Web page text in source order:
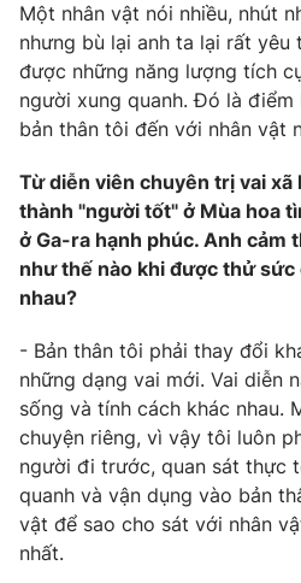
VTV9
Liên hệ tòa soạn
THỜI BÁO VTV
Theo dõi báo trên
Cơ quan chủ quản:
Đài Truyền
Cơ quan báo chí:Thời báo VTV
Giấy phép hoạt động báo in và báo
cấp ngày 29/12/2023
Tổng Biên tập:Vũ Thanh Thủy
Phó Tổng Biên tập:Nguyễn Thị Mỹ
Nguyễn Trọng Ninh
Một nhân vật nói nhiều, nhút
nhưng bù lại anh ta lại rất yêu
được những năng lượng tích
người xung quanh. Đó là
bản thân tôi đến với nhân vật
Từ diễn viên chuyên trị vai xã
thành "người tốt" ở Mùa hoa
ở Ga-ra hạnh phúc. Anh cảm
như thế nào khi được thử sức
nhau?
- Bản thân tôi phải thay đổi
những dạng vai mới. Vai diễn
sống và tính cách khác nhau.
chuyện riêng, vì vậy tôi luôn
người đi trước, quan sát thực
quanh và vận dụng vào bản
vật để sao cho sát với nhân
nhất.